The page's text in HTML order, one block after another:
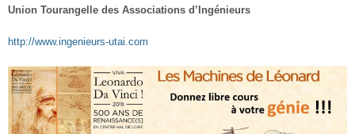
Union Tourangelle des Associations d’Ingénieurs
http://www.ingenieurs-utai.com